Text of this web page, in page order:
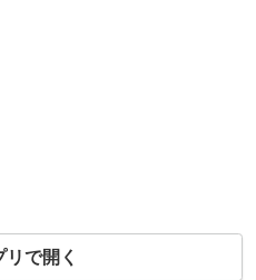
で開く